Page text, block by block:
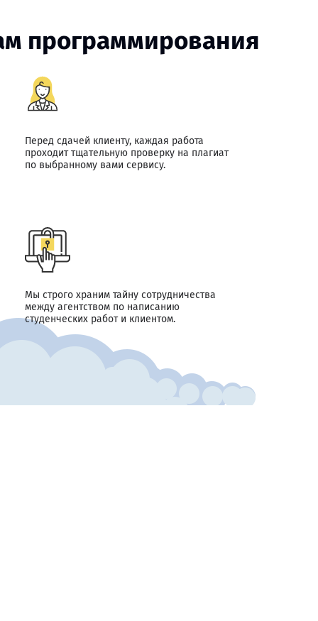
программирования
Перед сдачей клиенту, каждая работа
проходит тщательную проверку на плагиат
по выбранному вами сервису.
Мы строго храним тайну сотрудничества
между агентством по написанию
студенческих работ и клиентом.